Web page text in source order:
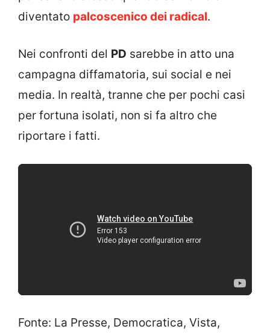
diventato palcoscenico dei radical.
Nei confronti del PD sarebbe in atto una
campagna diffamatoria, sui social e nei
media. In realtà, tranne che per pochi casi
per fortuna isolati, non si fa altro che
riportare i fatti.
Fonte: La Presse, Democratica, Vista,